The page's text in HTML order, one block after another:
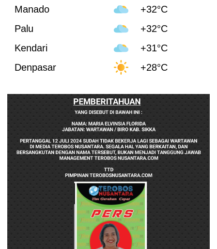
Manado
+32°C
Palu
+32°C
Kendari
+31°C
Denpasar
+28°C